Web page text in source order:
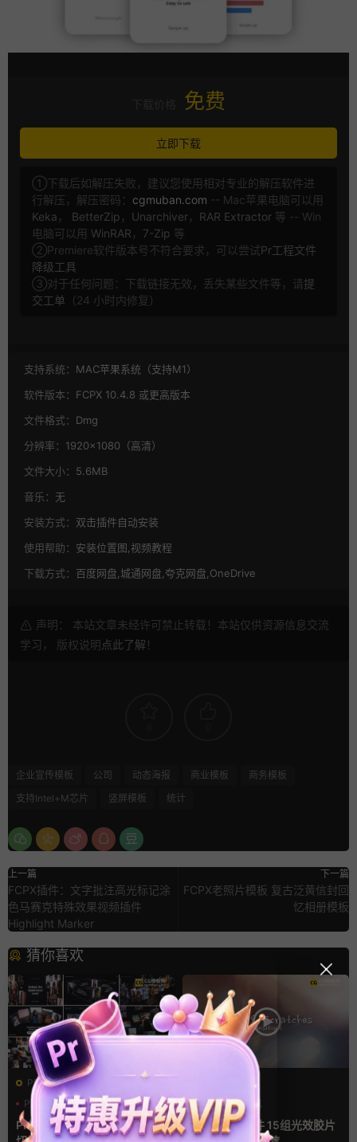
免费
立即下载
①下载后如解压失败，建议您使用相对专业的解压软件进
行解压，解压密码： cgmuban.com -- Mac苹果电脑可以用
Keka ， BetterZip ， Unarchiver， RAR Extractor 等 -- Win
电脑可以用 WinRAR ， 7-Zip 等
②Premiere软件版本号不符合要求，可以尝试Pr工程文件
降级工具
③对于任何问题：下载链接无效，丢失某些文件等，请提
交工单 （24 小时内修复）
支持系统： MAC苹果系统（支持M1）
软件版本： FCPX 10.4.8 或更高版本
文件格式： Dmg
分辨率： 1920×1080（高清）
文件大小： 5.6MB
音乐： 无
安装方式： 双击插件自动安装
使用帮助： 安装位置图,视频教程
下载方式： 百度网盘,城通网盘,夸克网盘,OneDrive
声明： 本站文章未经许可禁止转载！本站仅供资源信息交流
学习， 版权说明点此了解 ！
企业宣传模板 公司 动态海报 商业模板
商务模板
支持Intel+M芯片
竖屏模板 统计
上一篇
FCPX插件：文字批注高光标记涂
色马赛克特殊效果视频插件
Highlight Marker
下一篇
FCPX老照片模板 复古泛黄信封回
忆相册模板
猜你喜欢
PR基本图形mogrt
PR基本图形
企业宣传模板
幻灯片
Pr视频模板 10款3D空间多屏
光效
复古风
支持Intel+M芯片
FCPX转场插件 15组光效胶片